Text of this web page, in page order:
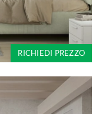
RICHIEDI PREZZO